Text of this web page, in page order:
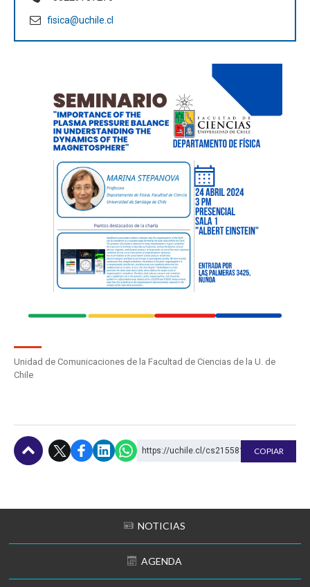
fisica@uchile.cl
Unidad de Comunicaciones de la Facultad de Ciencias de la U. de
Chile
https://uchile.cl/cs215581 COPIAR
NOTICIAS
AGENDA